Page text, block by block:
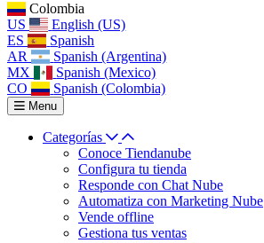
Colombia
US
English (US)
ES
Spanish
AR
Spanish (Argentina)
MX
Spanish (Mexico)
CO
Spanish (Colombia)
Menu
Categorías
Conoce Tiendanube
Configura tu tienda
Responde con Chat Nube
Automatiza con Marketing Nube
Vende offline
Gestiona tus ventas